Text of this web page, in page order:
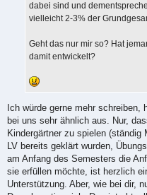
dabei sind und
vielleicht 2-3% der
Geht das nur mir so? Hat
damit entwickelt?
Ich würde gerne mehr
bei uns sehr ähnlich aus. Nur,
Kindergärtner zu spielen (ständig
LV bereits geklärt wurden,
am Anfang des Semesters die
sie erfüllen möchte, ist herzlich
Unterstützung. Aber, wie bei dir,